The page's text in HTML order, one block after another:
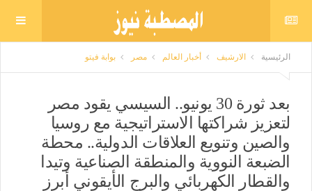
الرئيسية الارشيف أخبار العالم مصر بوابة فيتو
بعد ثورة 30 يونيو.. السيسي يقود مصر
لتعزيز شراكتها الاستراتيجية مع روسيا
والصين وتنويع العلاقات الدولية.. محطة
الضبعة النووية والمنطقة الصناعية وتيدا
والقطار الكهربائي والبرج الأيقوني أبرز